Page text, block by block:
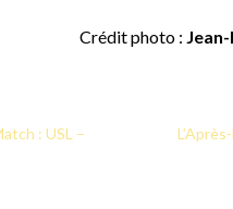
Crédit photo :
: USL –